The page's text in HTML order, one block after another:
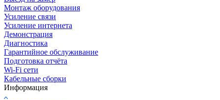
Монтаж оборудования
Усиление связи
Усиление интернета
Демонстрация
Диагностика
Гарантийное обслуживание
Подготовка отчёта
Wi-Fi сети
Кабельные сборки
Информация